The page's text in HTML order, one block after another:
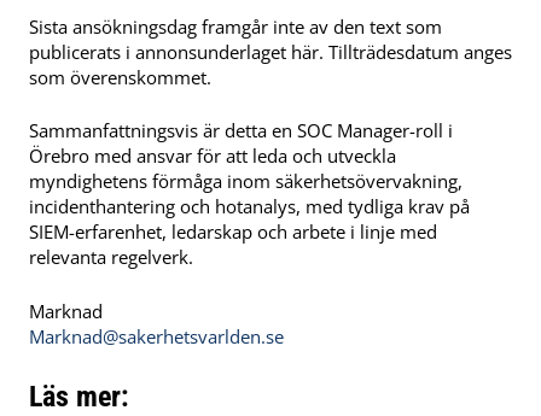
Sista ansökningsdag framgår inte av den text som
publicerats i annonsunderlaget här. Tillträdesdatum anges
som överenskommet.
Sammanfattningsvis är detta en SOC Manager-roll i
Örebro med ansvar för att leda och utveckla
myndighetens förmåga inom säkerhetsövervakning,
incidenthantering och hotanalys, med tydliga krav på
SIEM-erfarenhet, ledarskap och arbete i linje med
relevanta regelverk.
Marknad
Marknad@sakerhetsvarlden.se
Läs mer: